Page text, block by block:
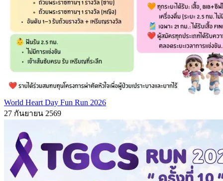
World Heart Day Fun Run 2026
27 กันยายน 2569